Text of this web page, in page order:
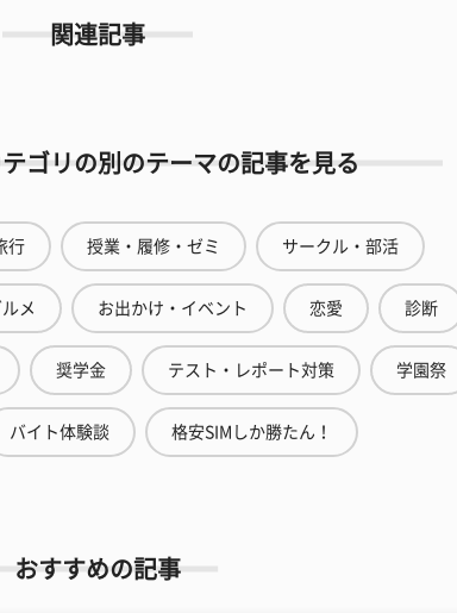
関連記事
テゴリの別のテーマの記事を見る
行 授業・履修・ゼミ サークル・部活
メ お出かけ・イベント 恋愛 診断
奨学金 テスト・レポート対策 学園祭
バイト体験談 格安SIMしか勝たん！
おすすめの記事